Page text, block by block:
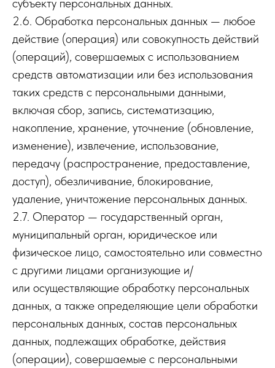
2.6. Обработка персональных данных — любое
действие (операция) или совокупность действий
(операций), совершаемых с использованием
средств автоматизации или без использования
таких средств с персональными данными,
включая сбор, запись, систематизацию,
накопление, хранение, уточнение (обновление,
изменение), извлечение, использование,
передачу (распространение, предоставление,
доступ), обезличивание, блокирование,
удаление, уничтожение персональных данных.
2.7. Оператор — государственный орган,
муниципальный орган, юридическое или
физическое лицо, самостоятельно или совместно
с другими лицами организующие и/
или осуществляющие обработку персональных
данных, а также определяющие цели обработки
персональных данных, состав персональных
данных, подлежащих обработке, действия
(операции), совершаемые с персональными